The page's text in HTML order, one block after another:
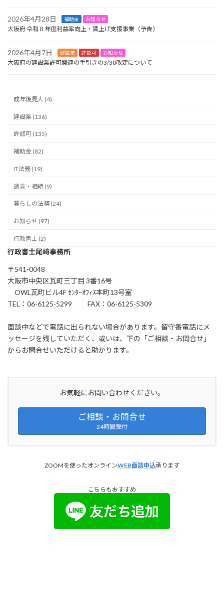
2026年4月28日 補助金 お知らせ
大阪府 令和８年度利益率向上・賃上げ支援事業（予告）
2026年4月7日 建設業 許認可 お知らせ
大阪府の建設業許可関連の手引きの3/30改定について
成年後見人 (4)
建設業 (136)
許認可 (135)
補助金 (82)
IT法務 (19)
遺言・相続 (9)
暮らしの法務 (24)
お知らせ (97)
行政書士 (2)
行政書士尾﨑事務所
〒541-0048
大阪市中央区瓦町三丁目 3番16号
OWL瓦町ビル4F ｾﾝﾀｰｵﾌｨｽ本町13号室
TEL：06-6125-5299 FAX：06-6125-5309
面談中などで電話に出られない場合があります。留守番電話にメ
ッセージを残していただく、或いは、下の「ご相談・お問合せ」
からお問合せいただけると助かります。
お気軽にお問い合わせください。
ご相談・お問合せ
24時間受付
ZOOMを使ったオンラインWEB面談申込承ります
こちらもおすすめ